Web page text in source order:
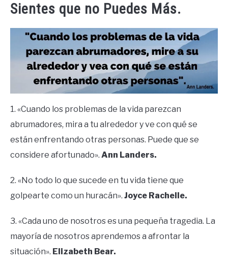
Sientes que no Puedes Más.
1. «Cuando los problemas de la vida parezcan
abrumadores, mira a tu alrededor y ve con qué se
están enfrentando otras personas. Puede que se
considere afortunado». Ann Landers.
2. «No todo lo que sucede en tu vida tiene que
golpearte como un huracán». Joyce Rachelle.
3. «Cada uno de nosotros es una pequeña tragedia. La
mayoría de nosotros aprendemos a afrontar la
situación». Elizabeth Bear.